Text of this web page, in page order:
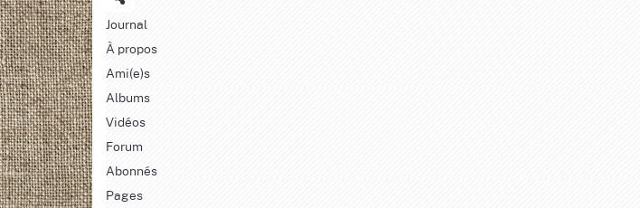
Journal
À propos
Ami(e)s
Albums
Vidéos
Forum
Abonnés
Pages